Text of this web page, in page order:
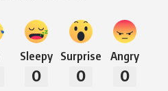
Sleepy
0
Surprise
0
Angry
0